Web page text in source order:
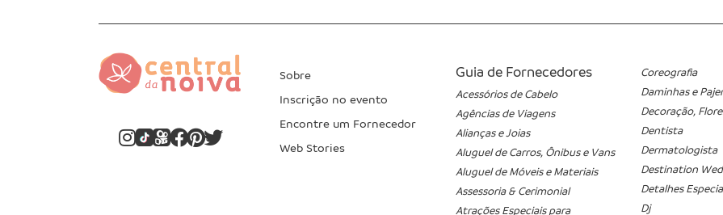
Sobre
Inscrição no evento
Encontre um Fornecedor
Web Stories
Guia de Fornecedores
Acessórios de Cabelo
Agências de Viagens
Alianças e Joias
Aluguel de Carros, Ônibus e Vans
Aluguel de Móveis e Materiais
Assessoria & Cerimonial
Atrações Especiais para
Coreografia
Daminhas e
Decoração,
Dentista
Dermatologista
Destination
Detalhes
Dj